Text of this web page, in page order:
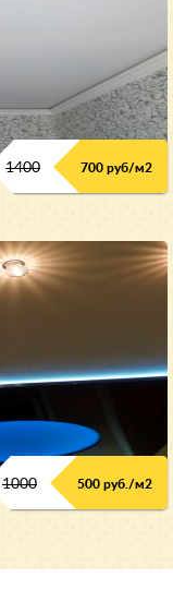
1400 700 руб/м2
1000 500 руб./м2